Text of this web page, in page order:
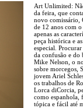
Art Unlimited:
da feira, que
novo comissário,
de 12 anos com
apenas as
peça histórica e
especial.
da confusão e do
Mike Nelson, o
sobre morcegos,
jovem Ariel
os trabalhos de
Lorca diCorcia,
como espanhola,
tópica e fácil até